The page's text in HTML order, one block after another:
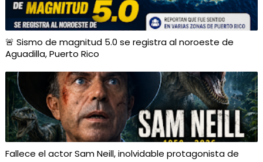
🚨 Sismo de magnitud 5.0 se registra al noroeste de
Aguadilla, Puerto Rico
Fallece el actor Sam Neill, inolvidable protagonista de